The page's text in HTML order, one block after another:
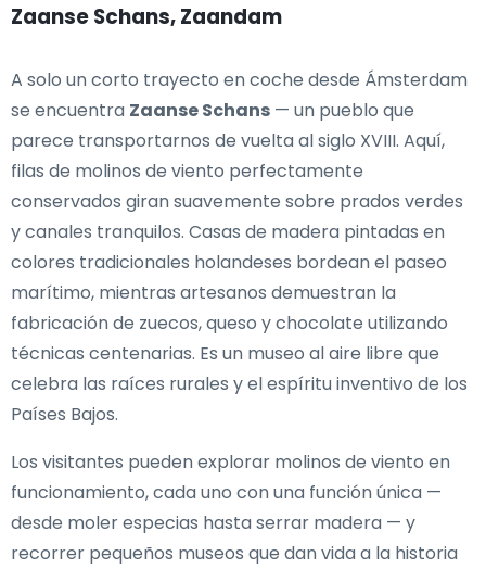
Zaanse Schans, Zaandam
A solo un corto trayecto en coche desde Ámsterdam
se encuentra Zaanse Schans — un pueblo que
parece transportarnos de vuelta al siglo XVIII. Aquí,
filas de molinos de viento perfectamente
conservados giran suavemente sobre prados verdes
y canales tranquilos. Casas de madera pintadas en
colores tradicionales holandeses bordean el paseo
marítimo, mientras artesanos demuestran la
fabricación de zuecos, queso y chocolate utilizando
técnicas centenarias. Es un museo al aire libre que
celebra las raíces rurales y el espíritu inventivo de los
Países Bajos.
Los visitantes pueden explorar molinos de viento en
funcionamiento, cada uno con una función única —
desde moler especias hasta serrar madera — y
recorrer pequeños museos que dan vida a la historia